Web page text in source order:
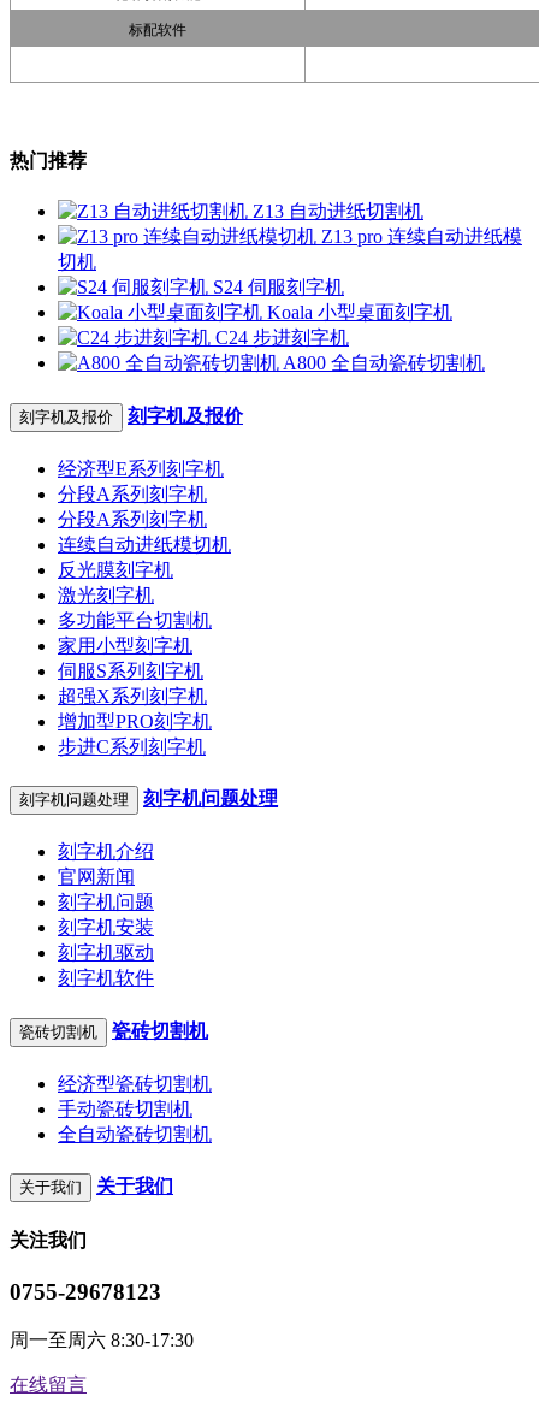
标配软件
热门推荐
Z13 自动进纸切割机
Z13 pro 连续自动进纸模
切机
S24 伺服刻字机
Koala 小型桌面刻字机
C24 步进刻字机
A800 全自动瓷砖切割机
刻字机及报价 刻字机及报价
经济型E系列刻字机
分段A系列刻字机
分段A系列刻字机
连续自动进纸模切机
反光膜刻字机
激光刻字机
多功能平台切割机
家用小型刻字机
伺服S系列刻字机
超强X系列刻字机
增加型PRO刻字机
步进C系列刻字机
刻字机问题处理 刻字机问题处理
刻字机介绍
官网新闻
刻字机问题
刻字机安装
刻字机驱动
刻字机软件
瓷砖切割机 瓷砖切割机
经济型瓷砖切割机
手动瓷砖切割机
全自动瓷砖切割机
关于我们 关于我们
关注我们
0755-29678123
周一至周六 8:30-17:30
在线留言